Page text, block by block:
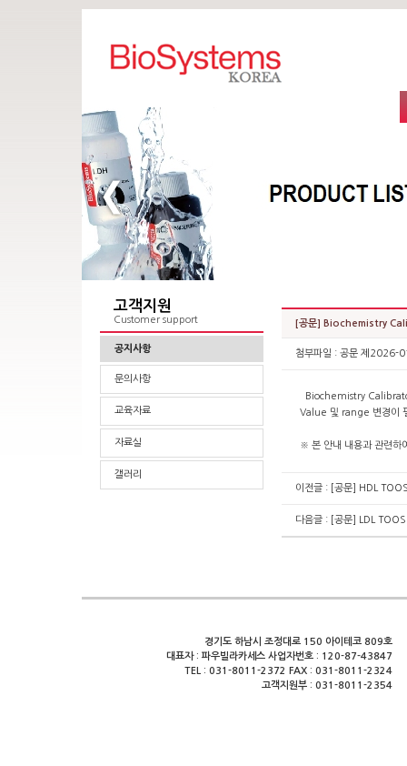
고객지원
Customer support
공지사항
문의사항
교육자료
자료실
갤러리
[공문] Biochemistry
첨부파일 : 공문 제2026-
Biochemistry
Value 및 range 변경이
※ 본 안내 내용과 관련하
이전글 : [공문] HDL
다음글 : [공문] LDL
경기도 하남시 조정대로 150 아이테코 809호
대표자 : 파우빌라카세스 사업자번호 : 120-87-43847
TEL : 031-8011-2372 FAX : 031-8011-2324
고객지원부 : 031-8011-2354